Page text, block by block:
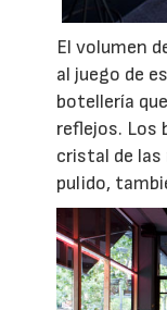
El volumen
al juego de
botellería
reflejos. Los
cristal de las
pulido,